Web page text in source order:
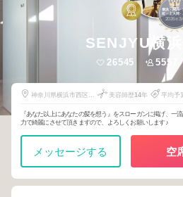
1
横浜・関内・
町・上大岡・
楽2026年3月
SENJYU横
26545 5557
神奈川県横浜市西区北
美容師歴14年 平均予
『あなた以上にあなたの髪を想う』をスローガンに掲げ、一
力で綺麗にさせて頂きますので、よろしくお願いします♪
メッセージする 空